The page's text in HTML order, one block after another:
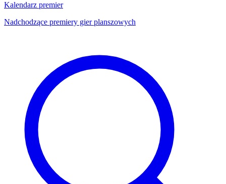
Kalendarz premier
Nadchodzące premiery gier planszowych